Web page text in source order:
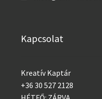
Kapcsolat
Kreatív Kaptár
+36 30 527 2128